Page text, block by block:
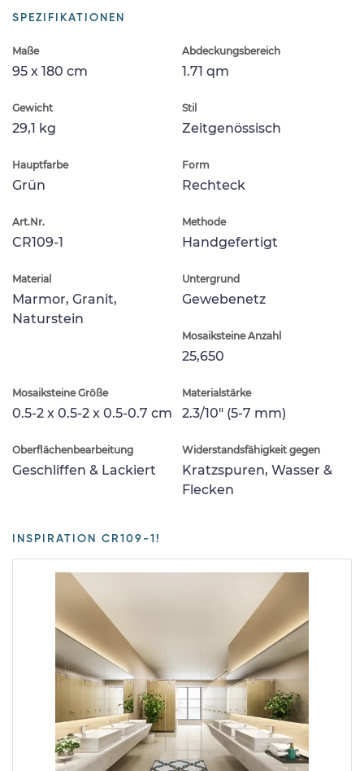
SPEZIFIKATIONEN
Maße
95 x 180 cm
Abdeckungsbereich
1.71 qm
Gewicht
29,1 kg
Stil
Zeitgenössisch
Hauptfarbe
Grün
Form
Rechteck
Art.Nr.
CR109-1
Methode
Handgefertigt
Material
Marmor, Granit,
Naturstein
Untergrund
Gewebenetz
Mosaiksteine Anzahl
25,650
Mosaiksteine Größe
0.5-2 x 0.5-2 x 0.5-0.7 cm
Materialstärke
2.3/10" (5-7 mm)
Oberflächenbearbeitung
Geschliffen & Lackiert
Widerstandsfähigkeit gegen
Kratzspuren, Wasser &
Flecken
INSPIRATION CR109-1!